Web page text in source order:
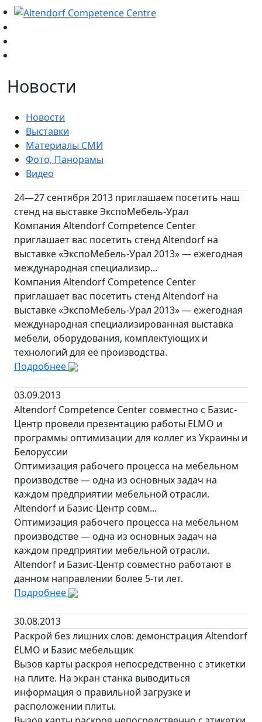
Новости
Новости
Выставки
Материалы СМИ
Фото, Панорамы
Видео
24—27 сентября 2013 приглашаем посетить наш
стенд на выставке ЭкспоМебель-Урал
Компания Altendorf Competence Center
приглашает вас посетить стенд Altendorf на
выставке «ЭкспоМебель-Урал 2013» — ежегодная
международная специализир...
Компания Altendorf Competence Center
приглашает вас посетить стенд Altendorf на
выставке «ЭкспоМебель-Урал 2013» — ежегодная
международная специализированная выставка
мебели, оборудования, комплектующих и
технологий для её производства.
Подробнее
03.09.2013
Altendorf Competence Center совместно с Базис-
Центр провели презентацию работы ELMO и
программы оптимизации для коллег из Украины и
Белоруссии
Оптимизация рабочего процесса на мебельном
производстве — одна из основных задач на
каждом предприятии мебельной отрасли.
Altendorf и Базис-Центр совм...
Оптимизация рабочего процесса на мебельном
производстве — одна из основных задач на
каждом предприятии мебельной отрасли.
Altendorf и Базис-Центр совместно работают в
данном направлении более 5-ти лет.
Подробнее
30.08.2013
Раскрой без лишних слов: демонстрация Altendorf
ELMO и Базис мебельщик
Вызов карты раскроя непосредственно с этикетки
на плите. На экран станка выводиться
информация о правильной загрузке и
расположении плиты.